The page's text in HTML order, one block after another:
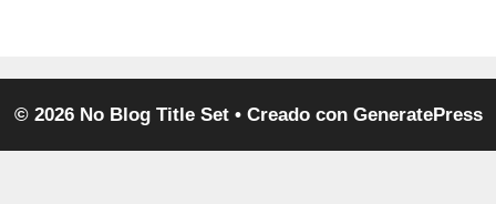
© 2026 No Blog Title Set• Creado con GeneratePress